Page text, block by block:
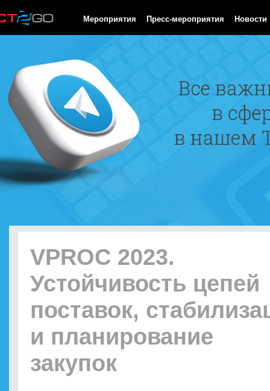
Мероприятия Пресс-мероприятия Новости
VPROC 2023.
Устойчивость цепей
поставок,
и планирование
закупок